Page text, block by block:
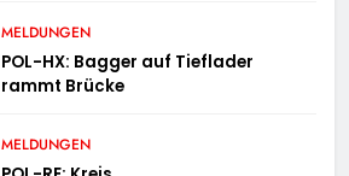
MELDUNGEN
POL-HX: Bagger auf Tieflader
rammt Brücke
MELDUNGEN